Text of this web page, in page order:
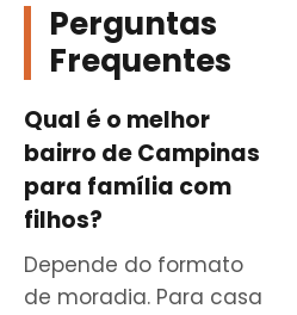
Perguntas
Frequentes
Qual é o melhor
bairro de Campinas
para família com
filhos?
Depende do formato
de moradia. Para casa